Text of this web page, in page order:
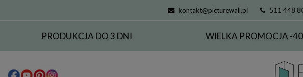
kontakt@picturewall.pl 511 448
PRODUKCJA DO 3 DNI WIELKA PROMOCJA -